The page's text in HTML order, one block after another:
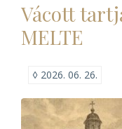
és
a
Vácott
MELTE
◊ 2026. 06. 26.